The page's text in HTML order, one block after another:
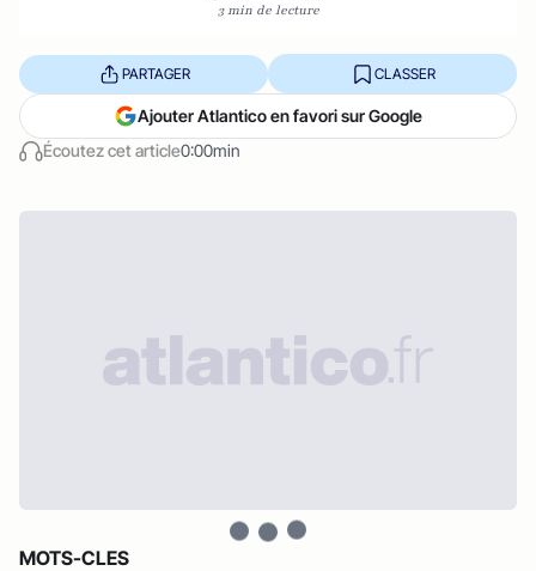
3 min de lecture
Écoutez cet article0:00min
PARTAGER CLASSER
Ajouter Atlantico en favori sur Google
MOTS-CLES